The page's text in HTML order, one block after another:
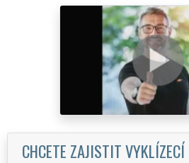
CHCETE ZAJISTIT